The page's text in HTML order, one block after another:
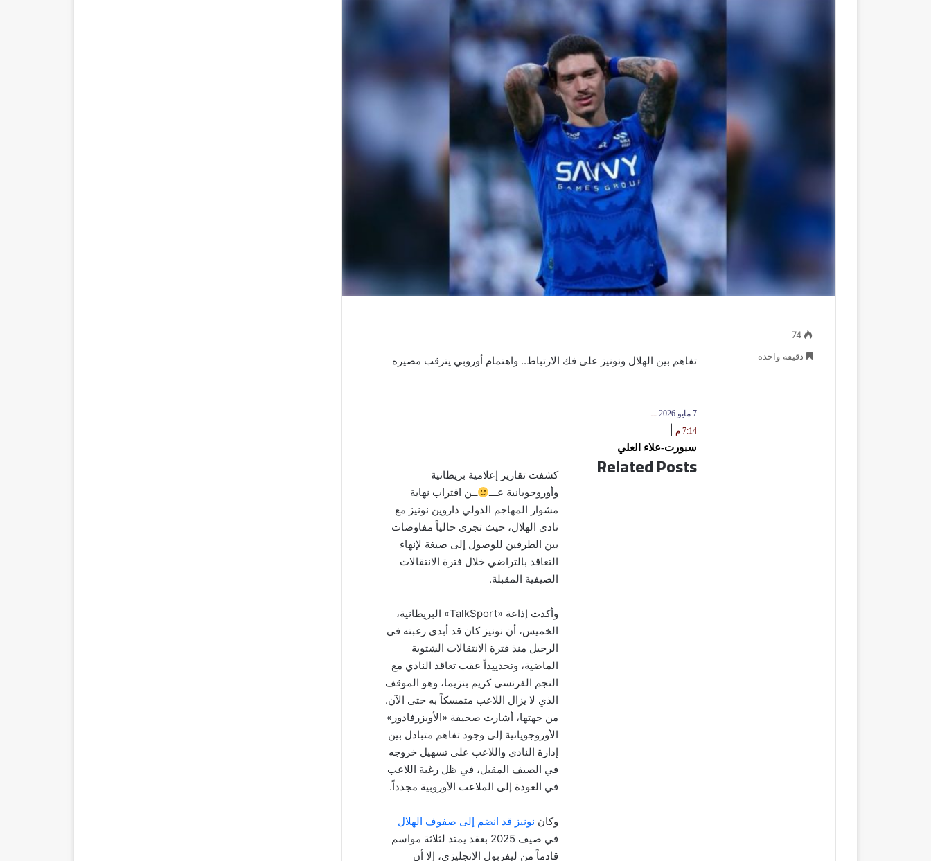
تفاهم بين الهلال ونونيز على فك الارتباط.. واهتمام أوروبي يترقب مصيره
7 مايو 2026
ــ
7:14 م
سبورت-علاء العلي
كشفت تقارير إعلامية بريطانية
وأوروجويانية عـــ
ــن اقتراب نهاية
مشوار المهاجم الدولي داروين نونيز مع
نادي الهلال، حيث تجري حالياً مفاوضات
بين الطرفين للوصول إلى صيغة لإنهاء
التعاقد بالتراضي خلال فترة الانتقالات
الصيفية المقبلة.
وأكدت إذاعة «TalkSport» البريطانية،
الخميس، أن نونيز كان قد أبدى رغبته في
الرحيل منذ فترة الانتقالات الشتوية
الماضية، وتحدييداً عقب تعاقد النادي مع
النجم الفرنسي كريم بنزيما، وهو الموقف
الذي لا يزال اللاعب متمسكاً به حتى الآن.
من جهتها، أشارت صحيفة «الأوبزرفادور»
الأوروجويانية إلى وجود تفاهم متبادل بين
إدارة النادي واللاعب على تسهيل خروجه
في الصيف المقبل، في ظل رغبة اللاعب
في العودة إلى الملاعب الأوروبية مجدداً.
وكان نونيز قد انضم إلى صفوف الهلال
في صيف 2025 بعقد يمتد لثلاثة مواسم
قادماً من ليفربول الإنجليزي، إلا أن
Related Posts
74
دقيقة واحدة